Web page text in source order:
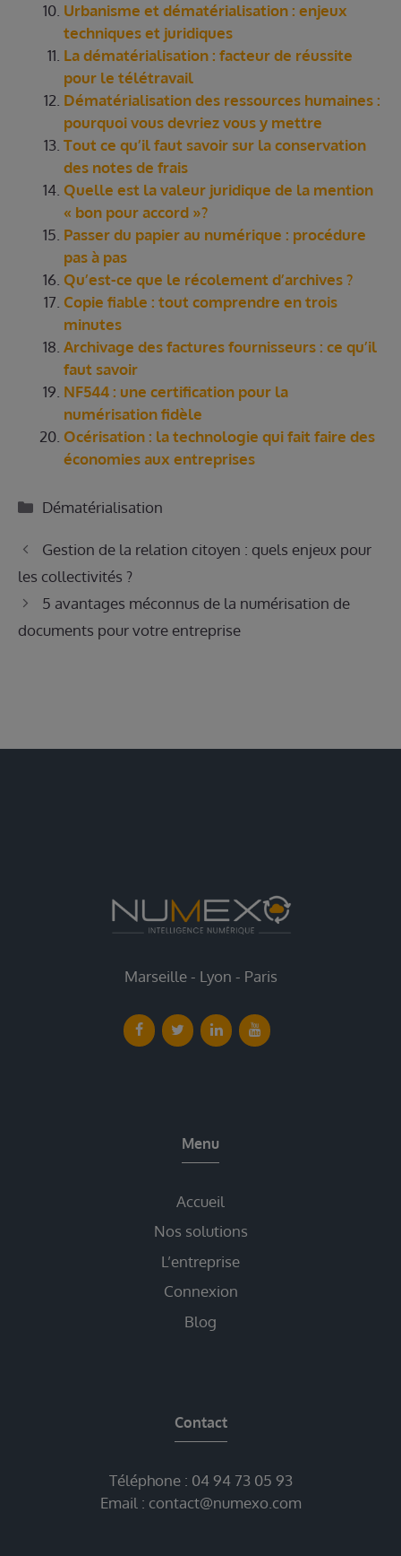
Urbanisme et dématérialisation : enjeux
techniques et juridiques
La dématérialisation : facteur de réussite
pour le télétravail
Dématérialisation des ressources humaines :
pourquoi vous devriez vous y mettre
Tout ce qu’il faut savoir sur la conservation
des notes de frais
Quelle est la valeur juridique de la mention
« bon pour accord »?
Passer du papier au numérique : procédure
pas à pas
Qu’est-ce que le récolement d’archives ?
Copie fiable : tout comprendre en trois
minutes
Archivage des factures fournisseurs : ce qu’il
faut savoir
NF544 : une certification pour la
numérisation fidèle
Océrisation : la technologie qui fait faire des
économies aux entreprises
Catégories
Dématérialisation
Gestion de la relation citoyen : quels enjeux pour
les collectivités ?
5 avantages méconnus de la numérisation de
documents pour votre entreprise
Marseille - Lyon - Paris
Menu
Accueil
Nos solutions
L’entreprise
Connexion
Blog
Contact
Téléphone : 04 94 73 05 93
Email : contact@numexo.com